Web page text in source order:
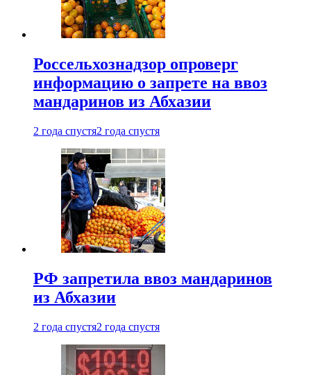
Россельхознадзор опроверг
информацию о запрете на ввоз
мандаринов из Абхазии
2 года спустя2 года спустя
РФ запретила ввоз мандаринов
из Абхазии
2 года спустя2 года спустя